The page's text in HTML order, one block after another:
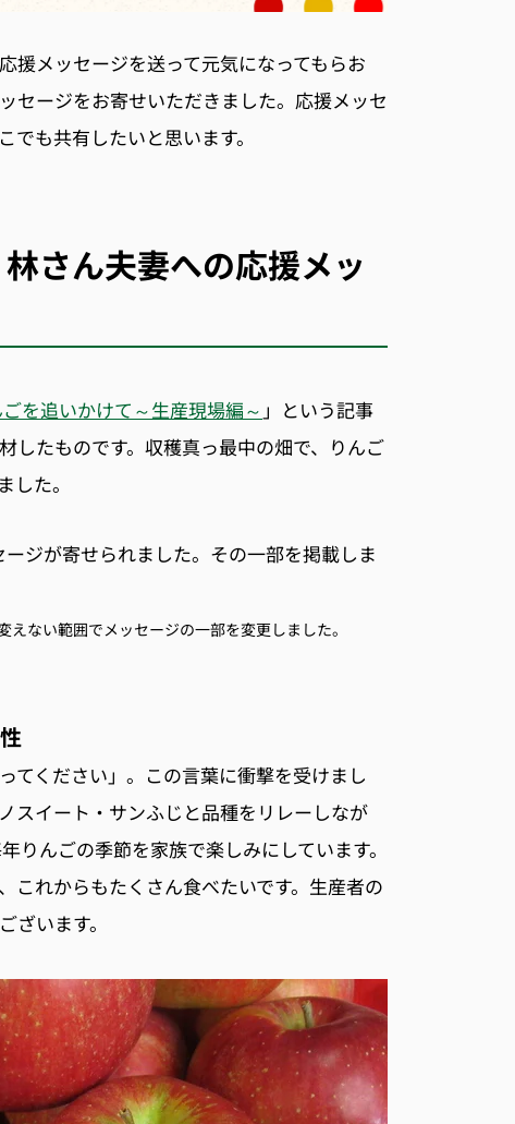
援メッセージを送って元気になってもらお
セージをお寄せいただきました。応援メッセ
も共有したいと思います。
さん夫妻への応援メッ
を追いかけて～生産現場編～ 」という記事
したものです。収穫真っ最中の畑で、りんご
た。
ジが寄せられました。その一部を掲載しま
ない範囲でメッセージの一部を変更しました。
てください」。この言葉に衝撃を受けまし
スイート・サンふじと品種をリレーしなが
りんごの季節を家族で楽しみにしています。
これからもたくさん食べたいです。生産者の
います。